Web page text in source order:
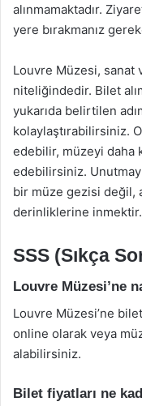
alınmamaktadır.
yere bırakmanız
Louvre Müzesi, sanat
niteliğindedir. Bilet
yukarıda belirtilen
kolaylaştırabilirsiniz.
edebilir, müzeyi daha
edebilirsiniz.
bir müze gezisi değil,
derinliklerine inmektir.
SSS (Sıkça
Louvre Müzesi’ne
Louvre Müzesi’ne
online olarak veya
alabilirsiniz.
Bilet fiyatları ne